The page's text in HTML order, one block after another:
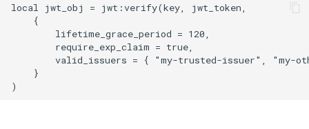
local jwt_obj = jwt:verify(key, jwt_token,
    {
        lifetime_grace_period = 120,
        require_exp_claim = true,
valid_issuers = { "my-trusted-issuer", "my-
    }